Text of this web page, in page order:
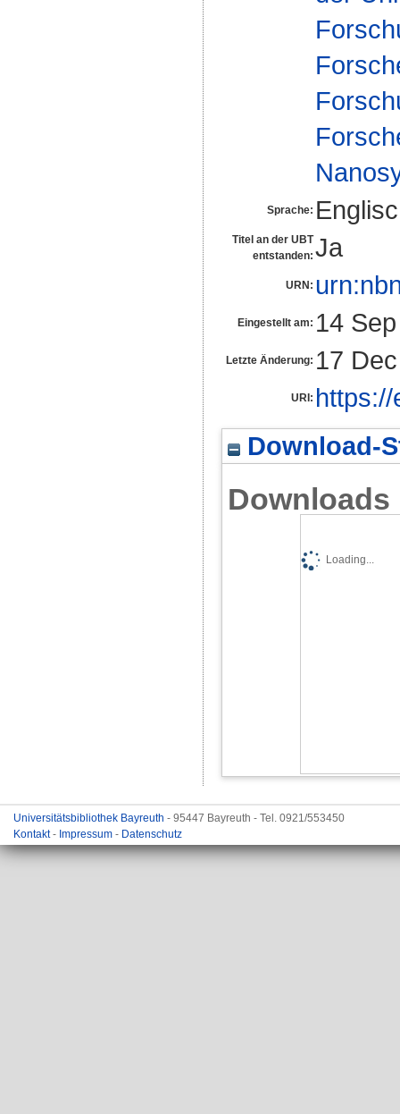
Sprache:
Titel an der UBT
entstanden: Ja
URN:
Eingestellt am: 14
Letzte Änderung: 17
URI:
Download-
Downloads
Loading...
Universitätsbibliothek Bayreuth - 95447 Bayreuth - Tel. 0921/553450
Kontakt- Impressum - Datenschutz